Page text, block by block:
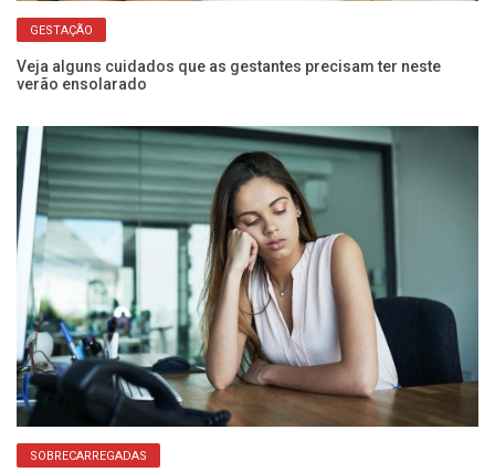
GESTAÇÃO
Veja alguns cuidados que as gestantes precisam ter neste
verão ensolarado
SOBRECARREGADAS